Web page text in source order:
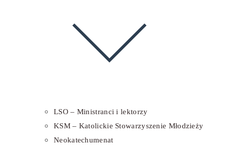
LSO – Ministranci i lektorzy
KSM – Katolickie Stowarzyszenie Młodzieży
Neokatechumenat